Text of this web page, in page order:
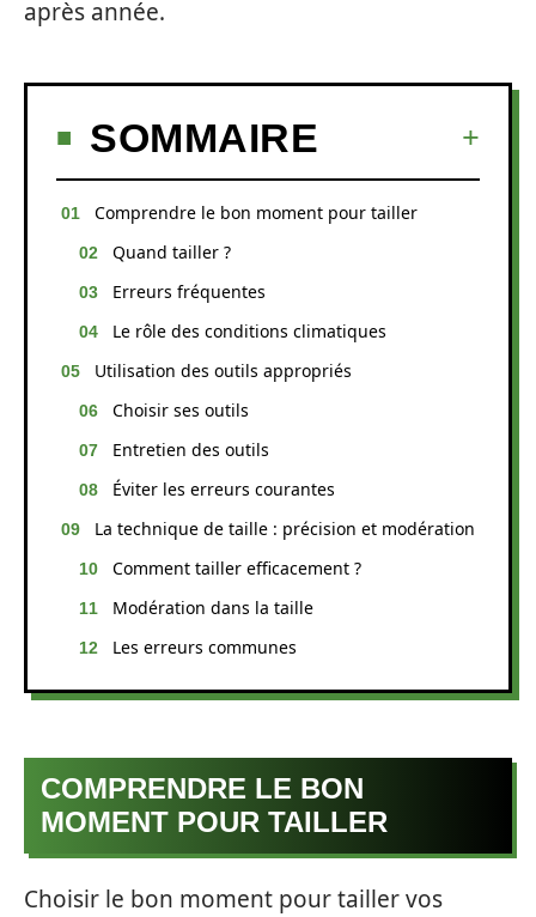
après année.
SOMMAIRE
Comprendre le bon moment pour tailler
Quand tailler ?
Erreurs fréquentes
Le rôle des conditions climatiques
Utilisation des outils appropriés
Choisir ses outils
Entretien des outils
Éviter les erreurs courantes
La technique de taille : précision et modération
Comment tailler efficacement ?
Modération dans la taille
Les erreurs communes
COMPRENDRE LE BON
MOMENT POUR TAILLER
Choisir le bon moment pour tailler vos